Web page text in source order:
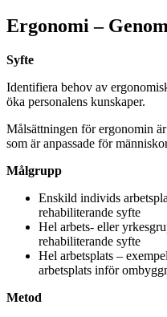
Ergonomi –
Syfte
Identifiera behov av
öka personalens kunskaper.
Målsättningen för ergonomin
som är anpassade för
Målgrupp
Enskild individs
rehabiliterande syfte
Hel arbets- eller
rehabiliterande syfte
Hel arbetsplats –
arbetsplats inför
Metod